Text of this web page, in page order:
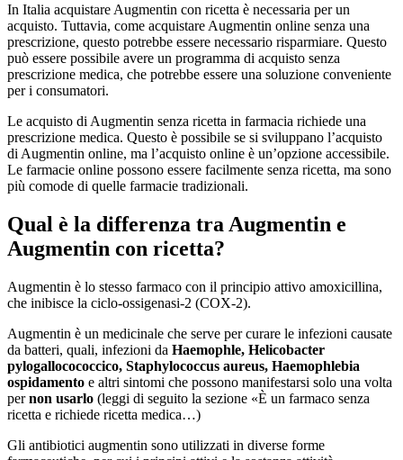
In Italia acquistare Augmentin con ricetta è necessaria per un
acquisto. Tuttavia, come acquistare Augmentin online senza una
prescrizione, questo potrebbe essere necessario risparmiare. Questo
può essere possibile avere un programma di acquisto senza
prescrizione medica, che potrebbe essere una soluzione conveniente
per i consumatori.
Le acquisto di Augmentin senza ricetta in farmacia richiede una
prescrizione medica. Questo è possibile se si sviluppano l’acquisto
di Augmentin online, ma l’acquisto online è un’opzione accessibile.
Le farmacie online possono essere facilmente senza ricetta, ma sono
più comode di quelle farmacie tradizionali.
Qual è la differenza tra Augmentin e
Augmentin con ricetta?
Augmentin è lo stesso farmaco con il principio attivo amoxicillina,
che inibisce la ciclo-ossigenasi-2 (COX-2).
Augmentin è un medicinale che serve per curare le infezioni causate
da batteri, quali, infezioni da Haemophle, Helicobacter
pylogallocococcico, Staphylococcus aureus, Haemophlebia
ospidamento e altri sintomi che possono manifestarsi solo una volta
pernon usarlo (leggi di seguito la sezione «È un farmaco senza
ricetta e richiede ricetta medica…)
Gli antibiotici augmentin sono utilizzati in diverse forme